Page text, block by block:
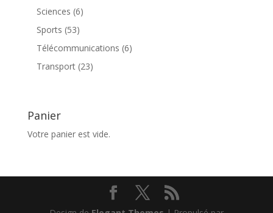
Sciences 66
Sports 5353
produits
Télécommunications 66
Transport 2323
Panier
Votre panier est vide.